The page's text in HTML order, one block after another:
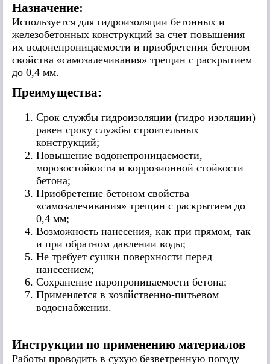
Назначение:
Используется для гидроизоляции бетонных и
железобетонных конструкций за счет повышения
их водонепроницаемости и приобретения бетоном
свойства «самозалечивания» трещин c раскрытием
до 0,4 мм.
Преимущества:
Срок службы гидроизоляции (гидро изоляции)
равен сроку службы строительных
конструкций;
Повышение водонепроницаемости,
морозостойкости и коррозионной стойкости
бетона;
Приобретение бетоном свойства
«самозалечивания» трещин с раскрытием до
0,4 мм;
Возможность нанесения, как при прямом, так
и при обратном давлении воды;
Не требует сушки поверхности перед
нанесением;
Сохранение паропроницаемости бетона;
Применяется в хозяйственно-питьевом
водоснабжении.
Инструкции по применению материалов
Работы проводить в сухую безветренную погоду